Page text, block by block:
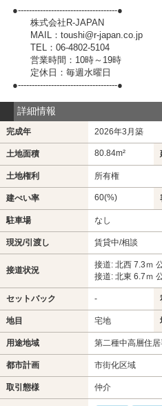
●------------------------------------●
株式会社R-JAPAN
MAIL：toushi@r-japan.co.jp
TEL：06-4802-5104
営業時間：10時～19時
定休日：毎週水曜日
●------------------------------------●
詳細情報
完成年 2026年3月築
土地面積 80.84m²
土地権利 所有権
建ぺい率 60(%)
駐車場 なし
現況/引渡し 賃貸中/相談
接道状況
接道: 北西 7.3ｍ
接道: 北東 6.7ｍ
セットバック -
地目 宅地
用途地域 第二種中高層住
都市計画 市街化区域
取引態様 仲介